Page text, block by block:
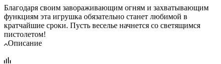
Благодаря своим завораживающим огням и захватывающим
функциям эта игрушка обязательно станет любимой в
кратчайшие сроки. Пусть веселье начнется со светящимся
пистолетом!
Описание